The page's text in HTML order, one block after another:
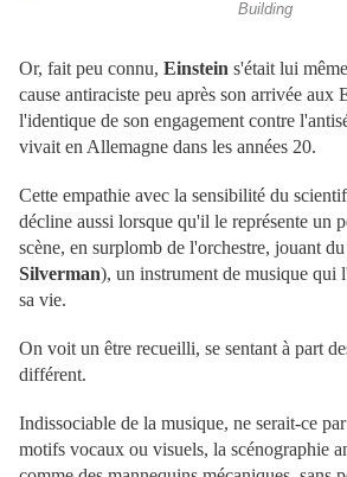
Building
Or, fait peu connu, Einstein s'était lui
cause antiraciste peu après son arrivée aux
l'identique de son engagement contre
vivait en Allemagne dans les années 20.
Cette empathie avec la sensibilité du
décline aussi lorsque qu'il le représente un
scène, en surplomb de l'orchestre, jouant
Silverman), un instrument de musique qui
sa vie.
On voit un être recueilli, se sentant à part
différent.
Indissociable de la musique, ne serait-ce
motifs vocaux ou visuels, la scénographie